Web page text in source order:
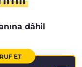
dâhil
ET